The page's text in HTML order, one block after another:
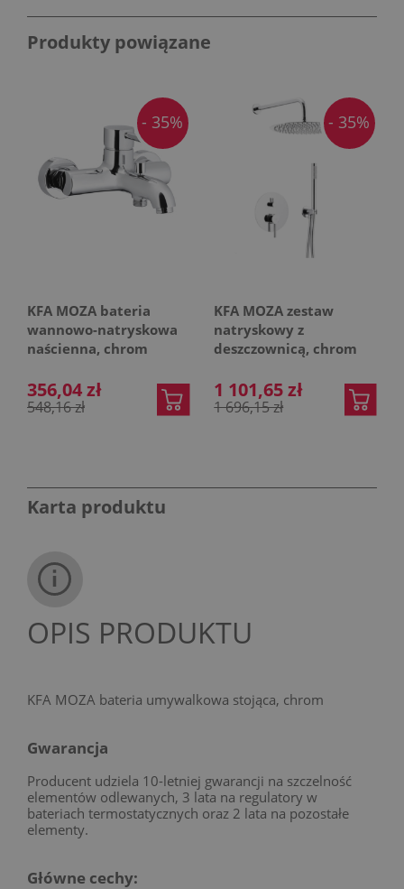
Produkty powiązane
KFA MOZA bateria
wannowo-natryskowa
naścienna, chrom
356,04 zł
548,16 zł
- 35%
KFA MOZA zestaw
natryskowy z
deszczownicą, chrom
1 101,65 zł
1 696,15 zł
- 35%
Karta produktu
OPIS PRODUKTU
KFA MOZA bateria umywalkowa stojąca, chrom
Gwarancja
Producent udziela 10-letniej gwarancji na szczelność
elementów odlewanych, 3 lata na regulatory w
bateriach termostatycznych oraz 2 lata na pozostałe
elementy.
Główne cechy: